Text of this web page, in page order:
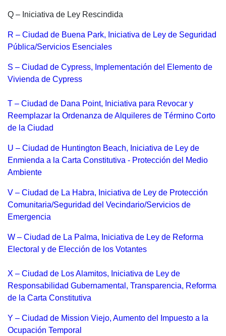
Q – Iniciativa de Ley Rescindida
R – Ciudad de Buena Park, Iniciativa de Ley de Seguridad
Pública/Servicios Esenciales
S – Ciudad de Cypress, Implementación del Elemento de
Vivienda de Cypress
T – Ciudad de Dana Point, Iniciativa para Revocar y
Reemplazar la Ordenanza de Alquileres de Término Corto
de la Ciudad
U – Ciudad de Huntington Beach, Iniciativa de Ley de
Enmienda a la Carta Constitutiva - Protección del Medio
Ambiente
V – Ciudad de La Habra, Iniciativa de Ley de Protección
Comunitaria/Seguridad del Vecindario/Servicios de
Emergencia
W – Ciudad de La Palma, Iniciativa de Ley de Reforma
Electoral y de Elección de los Votantes
X – Ciudad de Los Alamitos, Iniciativa de Ley de
Responsabilidad Gubernamental, Transparencia, Reforma
de la Carta Constitutiva
Y – Ciudad de Mission Viejo, Aumento del Impuesto a la
Ocupación Temporal